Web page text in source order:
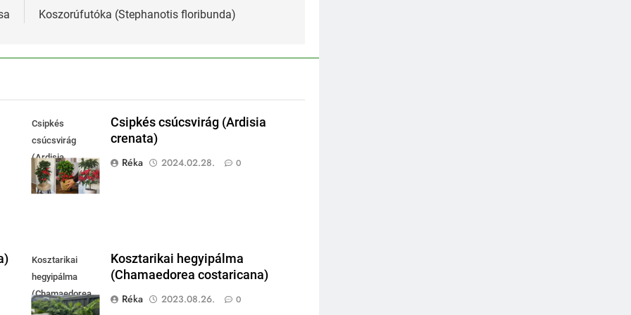
Koszorúfutóka (Stephanotis floribunda)
Csipkés
csúcsvirág
(Ardisia
crenata)
Csipkés csúcsvirág (Ardisia
crenata)
Réka
2024.02.28. 0
Kosztarikai
hegyipálma
(Chamaedorea
costaricana)
Kosztarikai hegyipálma
(Chamaedorea costaricana)
Réka
2023.08.26. 0